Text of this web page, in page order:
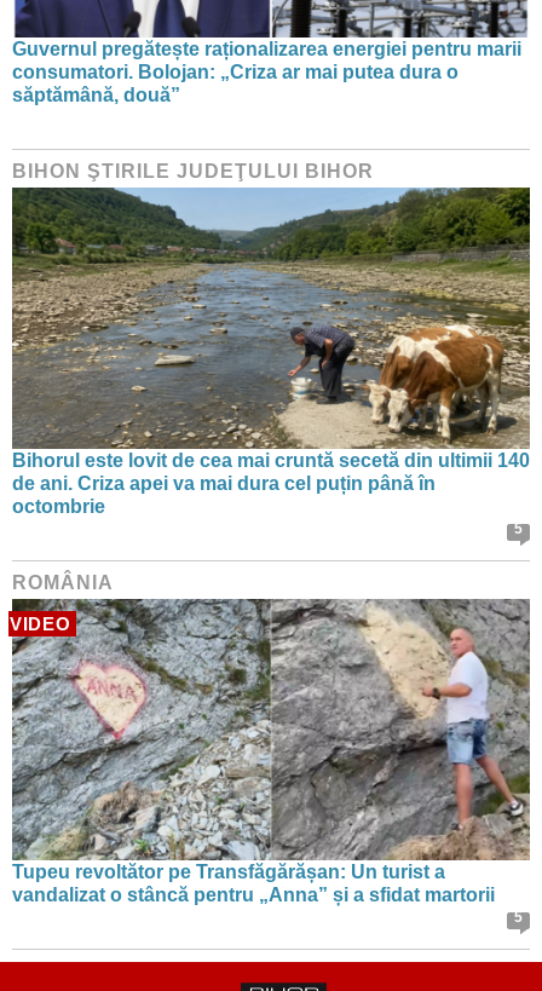
Guvernul pregătește raționalizarea energiei pentru marii
consumatori. Bolojan: „Criza ar mai putea dura o
săptămână, două”
BIHON ŞTIRILE JUDEŢULUI BIHOR
Bihorul este lovit de cea mai cruntă secetă din ultimii 140
de ani. Criza apei va mai dura cel puțin până în
octombrie
5
ROMÂNIA
VIDEO
Tupeu revoltător pe Transfăgărășan: Un turist a
vandalizat o stâncă pentru „Anna” și a sfidat martorii
5